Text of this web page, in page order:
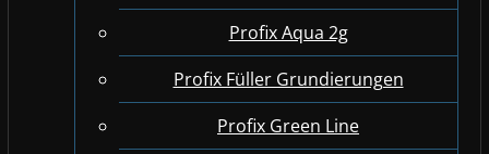
Profix Aqua 2g
Profix Füller Grundierungen
Profix Green Line